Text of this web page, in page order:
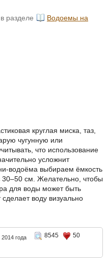
в разделе
Водоемы на
круглая миска, таз,
чугунную или
что использование
усложнит
водоёма выбираем ёмкость
см. Желательно, чтобы
для воды может быть
воду визуально
года 8545
50